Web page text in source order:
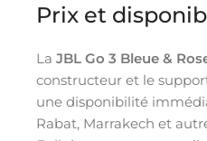
Prix et
La JBL Go 3 Bleue &
constructeur et le
une disponibilité
Rabat, Marrakech et